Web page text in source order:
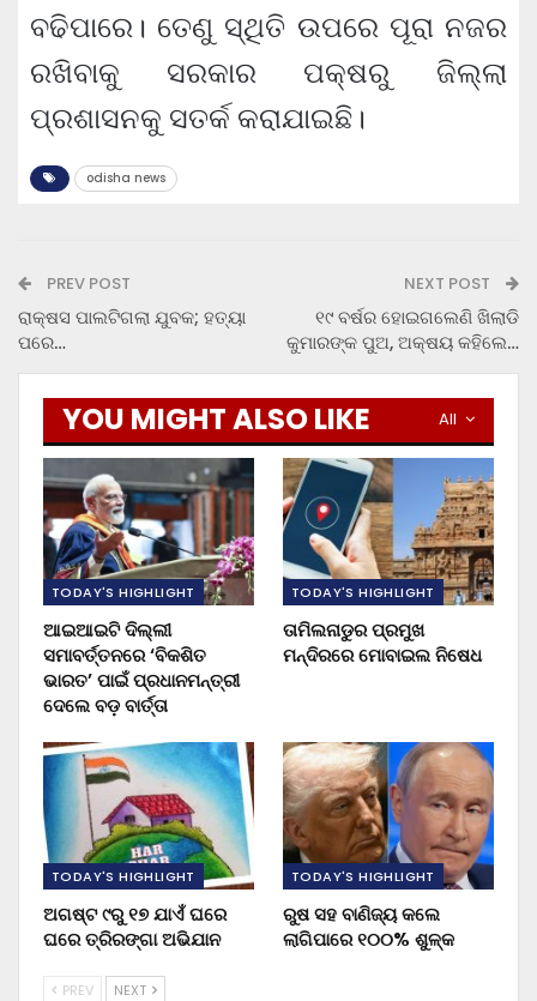
ବଢିପାରେ। ତେଣୁ ସ୍ଥିତି ଉପରେ ପୂରା ନଜର
ରଖିବାକୁ ସରକାର ପକ୍ଷରୁ ଜିଲ୍ଲା
ପ୍ରଶାସନକୁ ସତର୍କ କରାଯାଇଛି।
odisha news
PREV POST
ରାକ୍ଷସ ପାଲଟିଗଲା ଯୁବକ; ହତ୍ୟା
ପରେ…
NEXT POST
୧୯ ବର୍ଷର ହୋଇଗଲେଣି ଖିଲାଡି
କୁମାରଙ୍କ ପୁଅ, ଅକ୍ଷୟ କହିଲେ…
All
YOU MIGHT ALSO LIKE
TODAY'S HIGHLIGHT
ଆଇଆଇଟି ଦିଲ୍ଲୀ
ସମାବର୍ତ୍ତନରେ ‘ବିକଶିତ
ଭାରତ’ ପାଇଁ ପ୍ରଧାନମନ୍ତ୍ରୀ
ଦେଲେ ବଡ଼ ବାର୍ତ୍ତା
TODAY'S HIGHLIGHT
ତାମିଲନାଡୁର ପ୍ରମୁଖ
ମନ୍ଦିରରେ ମୋବାଇଲ ନିଷେଧ
TODAY'S HIGHLIGHT
ଅଗଷ୍ଟ ୯ରୁ ୧୭ ଯାଏଁ ଘରେ
ଘରେ ତ୍ରିରଙ୍ଗା ଅଭିଯାନ
TODAY'S HIGHLIGHT
ରୁଷ ସହ ବାଣିଜ୍ୟ କଲେ
ଲାଗିପାରେ ୧୦୦% ଶୁଳ୍କ
PREV NEXT